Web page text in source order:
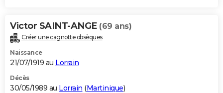
Victor SAINT-ANGE (69 ans)
Créer une cagnotte obsèques
Naissance
21/07/1919 au Lorrain
Décès
30/05/1989 au Lorrain (Martinique)